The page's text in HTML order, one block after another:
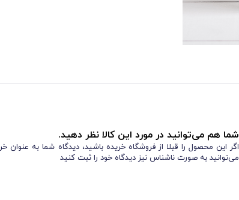
شما هم می‌توانید در مورد این کالا نظر دهید.
اگر این محصول را قبلا از فروشگاه خریده باشید، دیدگاه شما به
می‌توانید به صورت ناشناس نیز دیدگاه خود را ثبت کنید